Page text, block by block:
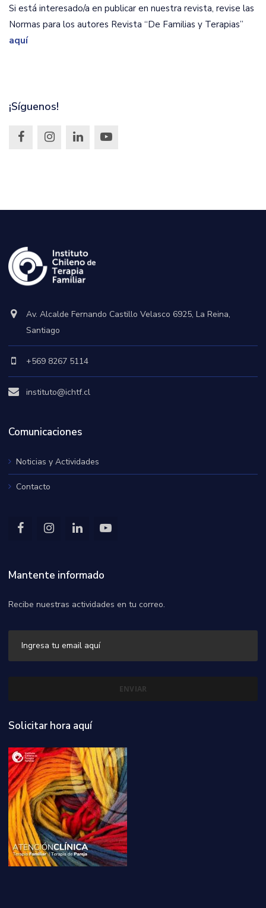
Si está interesado/a en publicar en nuestra revista, revise las
Normas para los autores Revista “De Familias y Terapias”
aquí
¡Síguenos!
Av. Alcalde Fernando Castillo Velasco 6925, La Reina,
Santiago
+569 8267 5114
instituto@ichtf.cl
Comunicaciones
Noticias y Actividades
Contacto
Mantente informado
Recibe nuestras actividades en tu correo.
Solicitar hora aquí